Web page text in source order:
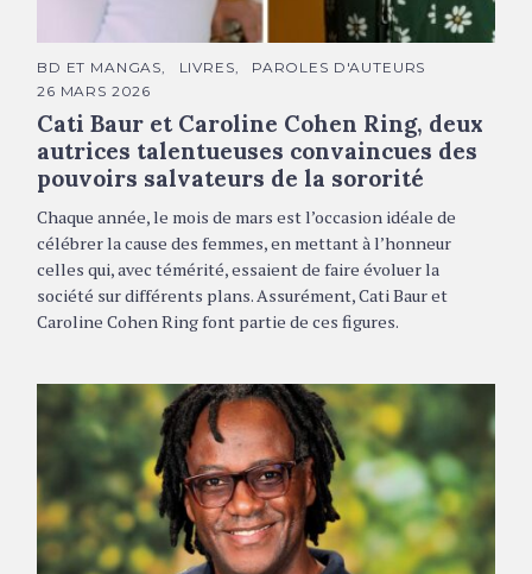
De gauche à droite : Cati Baur - Caroline Cohen Ring
C
T
É
G
O
R
I
E
BD ET MANGAS LIVRES
PAROLES D'AUTEURS
26 MARS 2026
Cati Baur et Caroline Cohen Ring, deux
autrices talentueuses convaincues des
pouvoirs salvateurs de la sororité
Chaque année, le mois de mars est l’occasion idéale de
célébrer la cause des femmes, en mettant à l’honneur
celles qui, avec témérité, essaient de faire évoluer la
société sur différents plans. Assurément, Cati Baur et
Caroline Cohen Ring font partie de ces figures.